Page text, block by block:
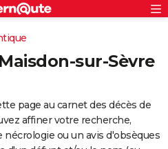
sur-Sèvre
page au carnet des décès de
affiner votre recherche,
nécrologie ou un avis d'obsèques